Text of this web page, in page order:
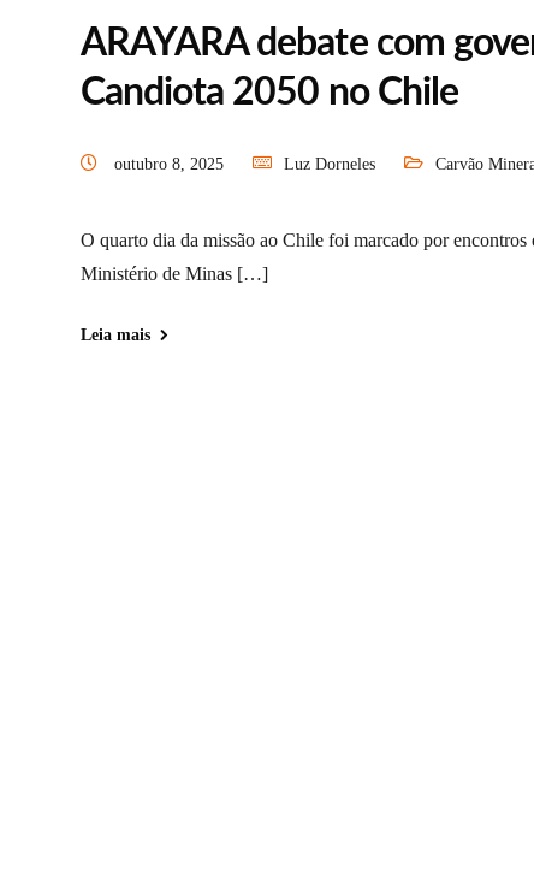
ARAYARA debate com
Candiota 2050 no Chile
outubro 8, 2025 Luz Dorneles Carvão
O quarto dia da missão ao Chile foi marcado por
Ministério de Minas […]
Leia mais